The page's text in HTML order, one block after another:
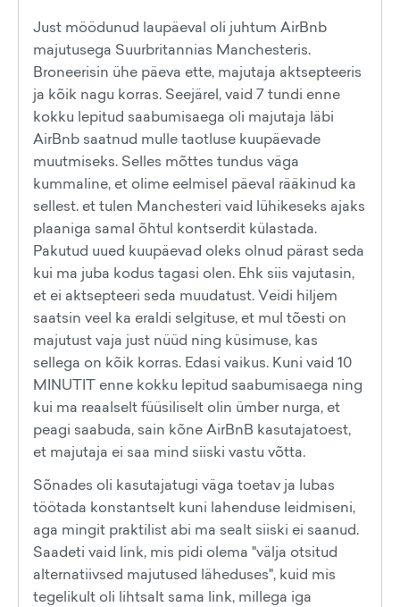
Just möödunud laupäeval oli juhtum AirBnb
majutusega Suurbritannias Manchesteris.
Broneerisin ühe päeva ette, majutaja aktsepteeris
ja kõik nagu korras. Seejärel, vaid 7 tundi enne
kokku lepitud saabumisaega oli majutaja läbi
AirBnb saatnud mulle taotluse kuupäevade
muutmiseks. Selles mõttes tundus väga
kummaline, et olime eelmisel päeval rääkinud ka
sellest. et tulen Manchesteri vaid lühikeseks ajaks
plaaniga samal õhtul kontserdit külastada.
Pakutud uued kuupäevad oleks olnud pärast seda
kui ma juba kodus tagasi olen. Ehk siis vajutasin,
et ei aktsepteeri seda muudatust. Veidi hiljem
saatsin veel ka eraldi selgituse, et mul tõesti on
majutust vaja just nüüd ning küsimuse, kas
sellega on kõik korras. Edasi vaikus. Kuni vaid 10
MINUTIT enne kokku lepitud saabumisaega ning
kui ma reaalselt füüsiliselt olin ümber nurga, et
peagi saabuda, sain kõne AirBnB kasutajatoest,
et majutaja ei saa mind siiski vastu võtta.
Sõnades oli kasutajatugi väga toetav ja lubas
töötada konstantselt kuni lahenduse leidmiseni,
aga mingit praktilist abi ma sealt siiski ei saanud.
Saadeti vaid link, mis pidi olema "välja otsitud
alternatiivsed majutused läheduses", kuid mis
tegelikult oli lihtsalt sama link, millega iga